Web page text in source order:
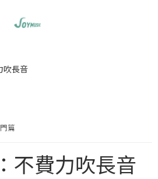
吹長音
篇
不費力吹長音